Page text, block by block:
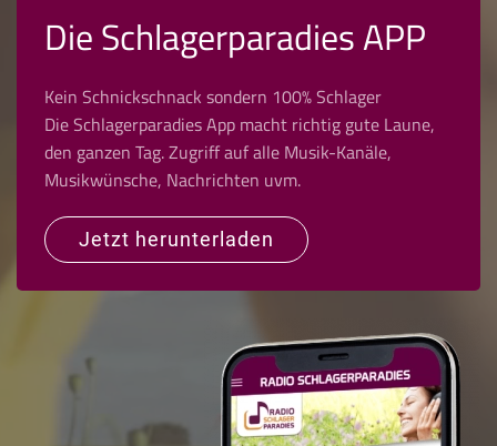
Die Schlagerparadies APP
Kein Schnickschnack sondern 100% Schlager
Die Schlagerparadies App macht richtig gute Laune,
den ganzen Tag. Zugriff auf alle Musik-Kanäle,
Musikwünsche, Nachrichten uvm.
Jetzt herunterladen